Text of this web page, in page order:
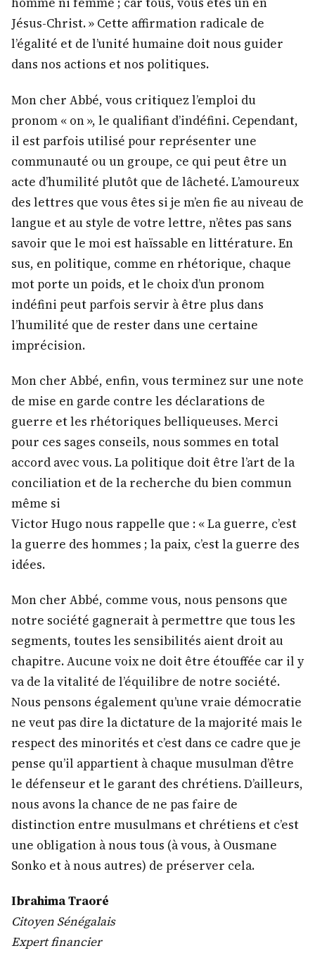
Jésus-Christ. » Cette affirmation radicale de
l’égalité et de l’unité humaine doit nous guider
dans nos actions et nos politiques.
Mon cher Abbé, vous critiquez l’emploi du
pronom « on », le qualifiant d’indéfini. Cependant,
il est parfois utilisé pour représenter une
communauté ou un groupe, ce qui peut être un
acte d’humilité plutôt que de lâcheté. L’amoureux
des lettres que vous êtes si je m’en fie au niveau de
langue et au style de votre lettre, n’êtes pas sans
savoir que le moi est haïssable en littérature. En
sus, en politique, comme en rhétorique, chaque
mot porte un poids, et le choix d’un pronom
indéfini peut parfois servir à être plus dans
l’humilité que de rester dans une certaine
imprécision.
Mon cher Abbé, enfin, vous terminez sur une note
de mise en garde contre les déclarations de
guerre et les rhétoriques belliqueuses. Merci
pour ces sages conseils, nous sommes en total
accord avec vous. La politique doit être l’art de la
conciliation et de la recherche du bien commun
même si
Victor Hugo nous rappelle que : « La guerre, c’est
la guerre des hommes ; la paix, c’est la guerre des
idées.
Mon cher Abbé, comme vous, nous pensons que
notre société gagnerait à permettre que tous les
segments, toutes les sensibilités aient droit au
chapitre. Aucune voix ne doit être étouffée car il y
va de la vitalité de l’équilibre de notre société.
Nous pensons également qu’une vraie démocratie
ne veut pas dire la dictature de la majorité mais le
respect des minorités et c’est dans ce cadre que je
pense qu’il appartient à chaque musulman d’être
le défenseur et le garant des chrétiens. D’ailleurs,
nous avons la chance de ne pas faire de
distinction entre musulmans et chrétiens et c’est
une obligation à nous tous (à vous, à Ousmane
Sonko et à nous autres) de préserver cela.
Ibrahima Traoré
Citoyen Sénégalais
Expert financier